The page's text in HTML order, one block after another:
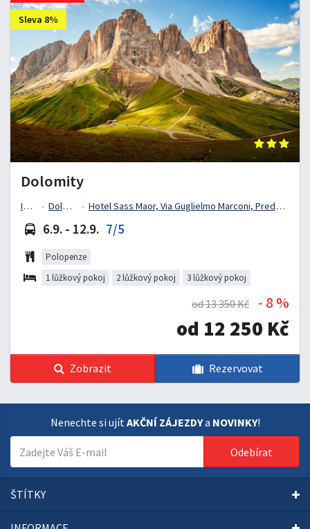
Sleva 8%
Dolomity
Itálie Dolomity Hotel Sass Maor, Via Guglielmo Marconi, Predazzo, Trentino, Itálie
6.9. - 12.9. 7/5
Polopenze
1 lůžkový pokoj
2 lůžkový pokoj 3 lůžkový pokoj
od 13 350 Kč - 8 %
od 12 250 Kč
Zobrazit Rezervovat
Nenechte si ujítAKČNÍ ZÁJEZDYa NOVINKY!
Odebírat
ŠTÍTKY